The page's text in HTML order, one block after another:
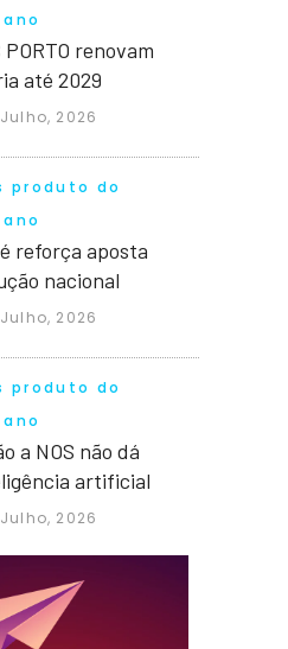
ano
renovam
até 2029
2026
produto do
ano
reforça aposta
nacional
2026
produto do
ano
a NOS não dá
artificial
2026